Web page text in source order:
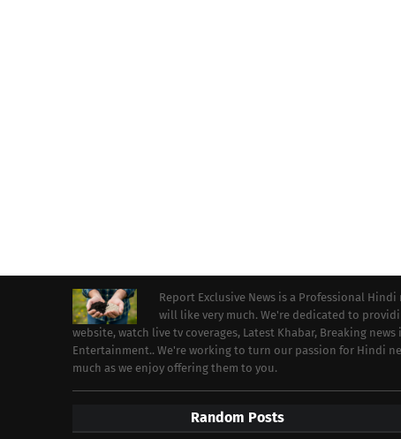
Report Exclusive News is a Professional
will like very much. We're dedicated to
website, watch live tv coverages, Latest Khabar, Breaking
Entertainment.. We're working to turn our passion for Hindi
much as we enjoy offering them to you.
Random Posts